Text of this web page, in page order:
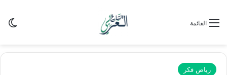
القائمة
رياض فكر